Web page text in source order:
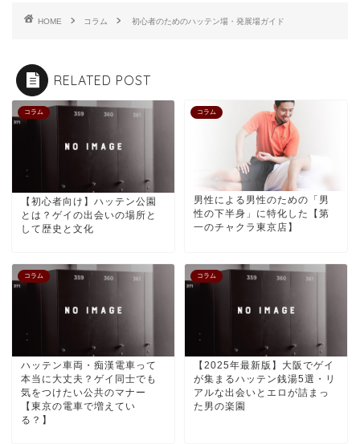
HOME コラム 初心者のためのハッテン場・発展場ガイド
RELATED POST
コラム
【初心者向け】ハッテン公園
とは？ゲイの出会いの場所と
して歴史と文化
コラム
男性による男性のための「男
性の下半身」に特化した【第
一のチャクラ東京店】
コラム
ハッテン車両・痴漢電車って
本当に大丈夫？ゲイ同士でも
気をつけたい公共のマナー
【東京の電車で増えてい
る？】
コラム
【2025年最新版】大阪でゲイ
が集まるハッテン銭湯5選・リ
アルな出会いとエロが詰まっ
た男の楽園